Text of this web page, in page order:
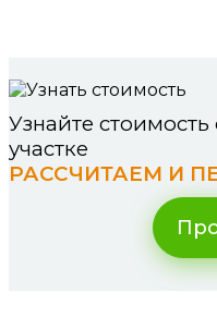
Узнайте
участке
РАССЧИТАЕМ И